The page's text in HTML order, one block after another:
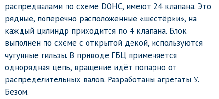
распредвалами по схеме DOHC, имеют 24 клапана. Это
рядные, поперечно расположенные «шестёрки», на
каждый цилиндр приходится по 4 клапана. Блок
выполнен по схеме с открытой декой, используются
чугунные гильзы. В приводе ГБЦ применяется
однорядная цепь, вращение идёт попарно от
распределительных валов. Разработаны агрегаты У.
Безом.